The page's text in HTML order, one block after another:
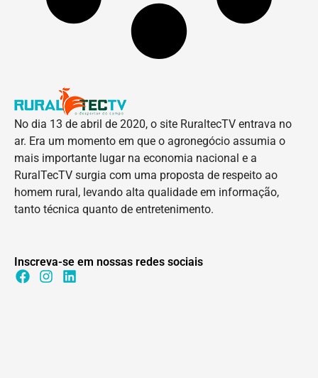
No dia 13 de abril de 2020, o site RuraltecTV entrava no
ar. Era um momento em que o agronegócio assumia o
mais importante lugar na economia nacional e a
RuralTecTV surgia com uma proposta de respeito ao
homem rural, levando alta qualidade em informação,
tanto técnica quanto de entretenimento.
Inscreva-se em nossas redes sociais